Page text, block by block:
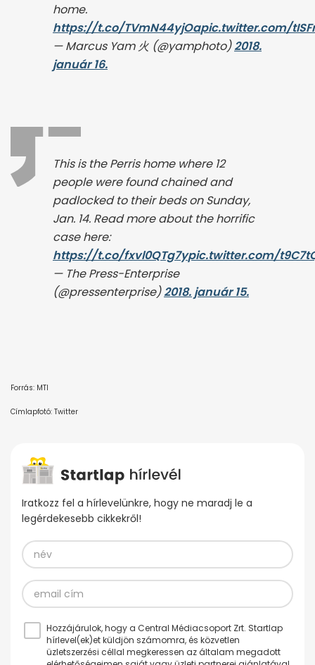
home.
https://t.co/TVmN44yjOapic.twitter.com/
— Marcus Yam 火 (@yamphoto)2018.
január 16.
This is the Perris home where 12
people were found chained and
padlocked to their beds on Sunday,
Jan. 14. Read more about the horrific
case here:
https://t.co/fxvl0QTg7ypic.twitter.com/
— The Press-Enterprise
(@pressenterprise)2018. január 15.
Forrás: MTI
Címlapfotó: Twitter
Iratkozz fel a hírlevelünkre, hogy ne maradj le a
legérdekesebb cikkekről!
Hozzájárulok, hogy a Central Médiacsoport Zrt. Startlap
hírlevel(ek)et küldjön számomra, és közvetlen
üzletszerzési céllal megkeressen az általam megadott